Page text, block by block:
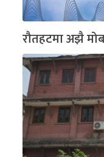
रौतहटमा अझै